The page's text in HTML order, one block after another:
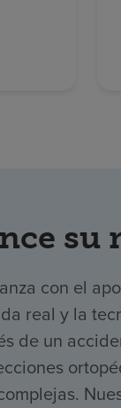
su
con el
real y la
de un